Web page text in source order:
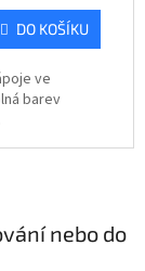
DO KOŠÍKU
ve
barev
nebo do